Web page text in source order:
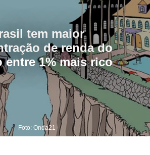
tem maior
de renda do
entre 1% mais rico
Foto: Onda21